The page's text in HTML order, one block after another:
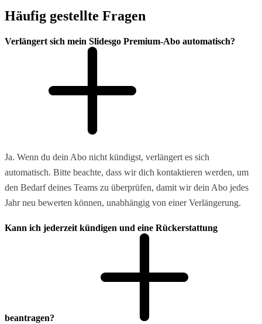
Häufig gestellte Fragen
Verlängert sich mein Slidesgo Premium-Abo automatisch?
Ja. Wenn du dein Abo nicht kündigst, verlängert es sich
automatisch. Bitte beachte, dass wir dich kontaktieren werden, um
den Bedarf deines Teams zu überprüfen, damit wir dein Abo jedes
Jahr neu bewerten können, unabhängig von einer Verlängerung.
Kann ich jederzeit kündigen und eine Rückerstattung
beantragen?